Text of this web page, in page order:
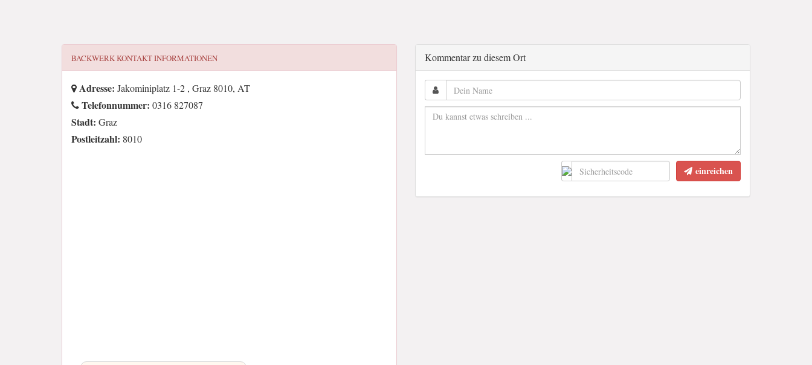
BACKWERKKONTAKT INFORMATIONEN
Adresse: Jakominiplatz 1-2 , Graz 8010, AT
Telefonnummer: 0316 827087
Stadt: Graz
Postleitzahl: 8010
Kommentar zu diesem Ort
einreichen